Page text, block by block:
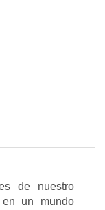
de nuestro
un mundo